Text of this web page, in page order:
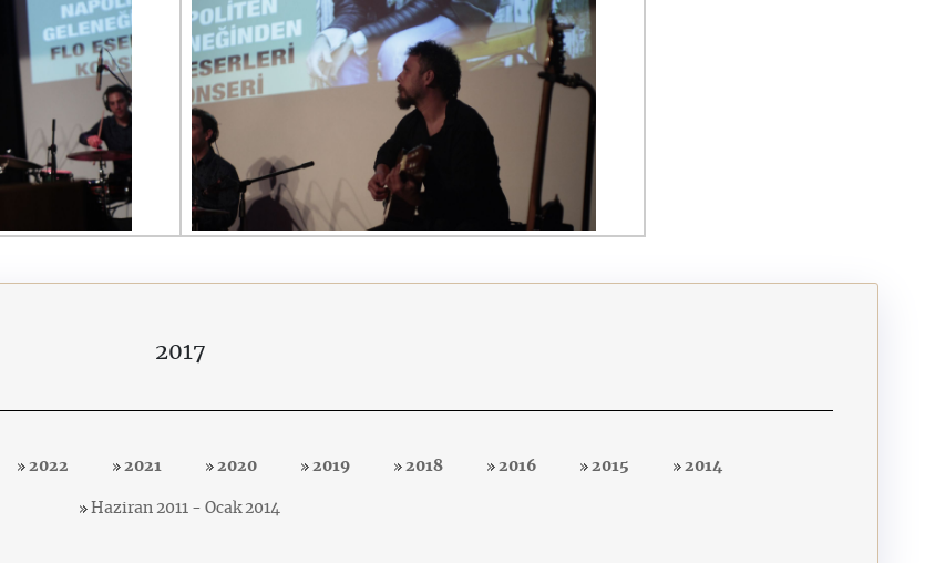
2017
2022 2021 2020 2019 2018 2016 2015 2014
Haziran 2011 - Ocak 2014